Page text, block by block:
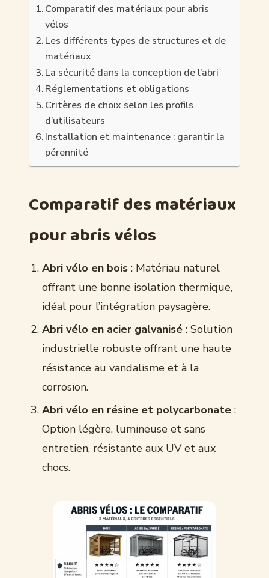
Comparatif des matériaux pour abris
vélos
Les différents types de structures et de
matériaux
La sécurité dans la conception de l’abri
Réglementations et obligations
Critères de choix selon les profils
d’utilisateurs
Installation et maintenance : garantir la
pérennité
Comparatif des matériaux
pour abris vélos
Abri vélo en bois : Matériau naturel
offrant une bonne isolation thermique,
idéal pour l’intégration paysagère.
Abri vélo en acier galvanisé : Solution
industrielle robuste offrant une haute
résistance au vandalisme et à la
corrosion.
Abri vélo en résine et polycarbonate :
Option légère, lumineuse et sans
entretien, résistante aux UV et aux
chocs.